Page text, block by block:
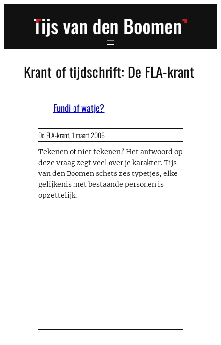
Krant of tijdschrift: De FLA-krant
Fundi of watje?
De FLA-krant,1 maart 2006
Tekenen of niet tekenen? Het antwoord op
deze vraag zegt veel over je karakter. Tijs
van den Boomen schets zes typetjes, elke
gelijkenis met bestaande personen is
opzettelijk.